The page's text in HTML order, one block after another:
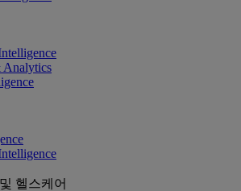
Analytics
헬스케어